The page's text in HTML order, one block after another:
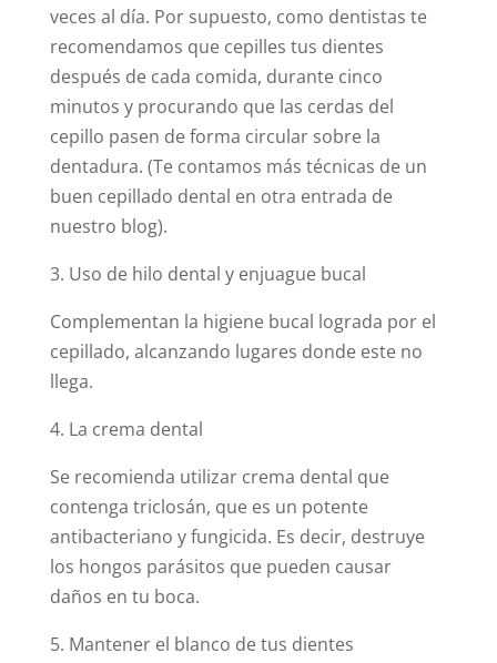
veces al día. Por supuesto, como dentistas te
recomendamos que cepilles tus dientes
después de cada comida, durante cinco
minutos y procurando que las cerdas del
cepillo pasen de forma circular sobre la
dentadura. (Te contamos más técnicas de un
buen cepillado dental en otra entrada de
nuestro blog).
3. Uso de hilo dental y enjuague bucal
Complementan la higiene bucal lograda por el
cepillado, alcanzando lugares donde este no
llega.
4. La crema dental
Se recomienda utilizar crema dental que
contenga triclosán, que es un potente
antibacteriano y fungicida. Es decir, destruye
los hongos parásitos que pueden causar
daños en tu boca.
5. Mantener el blanco de tus dientes